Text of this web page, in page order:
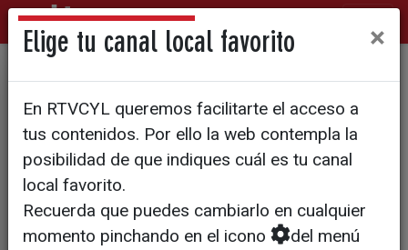
Moussa Kane, inmigrante
residente en Valladolid: "A
veces no puedes hacer otra
cosa que arriesgar tu vida"
Elige tu canal local favorito ×
En RTVCYL queremos facilitarte el acceso a
tus contenidos. Por ello la web contempla la
posibilidad de que indiques cuál es tu canal
local favorito.
Recuerda que puedes cambiarlo en cualquier
momento pinchando en el icono
del menú